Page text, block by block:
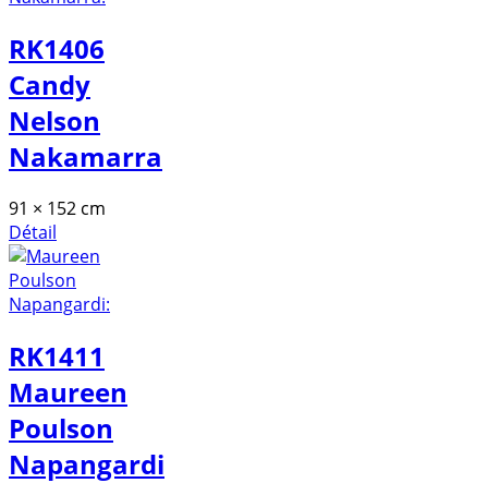
RK1406
Candy
Nelson
Nakamarra
91 × 152 cm
Détail
RK1411
Maureen
Poulson
Napangardi